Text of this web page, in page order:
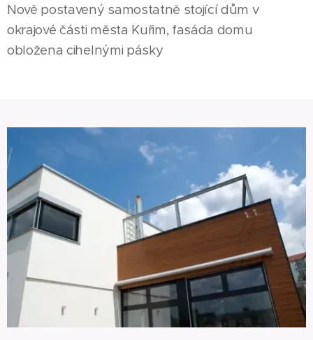
Nově postavený samostatně stojící dům v
okrajové části města Kuřim, fasáda domu
obložena cihelnými pásky